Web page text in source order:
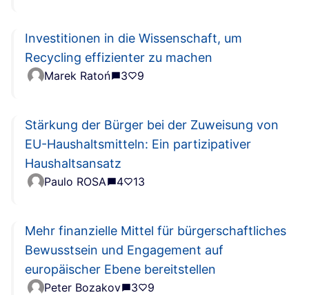
Investitionen in die Wissenschaft, um
Recycling effizienter zu machen
Marek Ratoń 3 9
Stärkung der Bürger bei der Zuweisung von
EU-Haushaltsmitteln: Ein partizipativer
Haushaltsansatz
Paulo ROSA 4 13
Mehr finanzielle Mittel für bürgerschaftliches
Bewusstsein und Engagement auf
europäischer Ebene bereitstellen
Peter Bozakov 3 9